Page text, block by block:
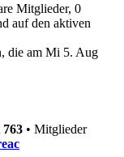
Mitglieder, 0
auf den aktiven
die am Mi 5. Aug
763 • Mitglieder